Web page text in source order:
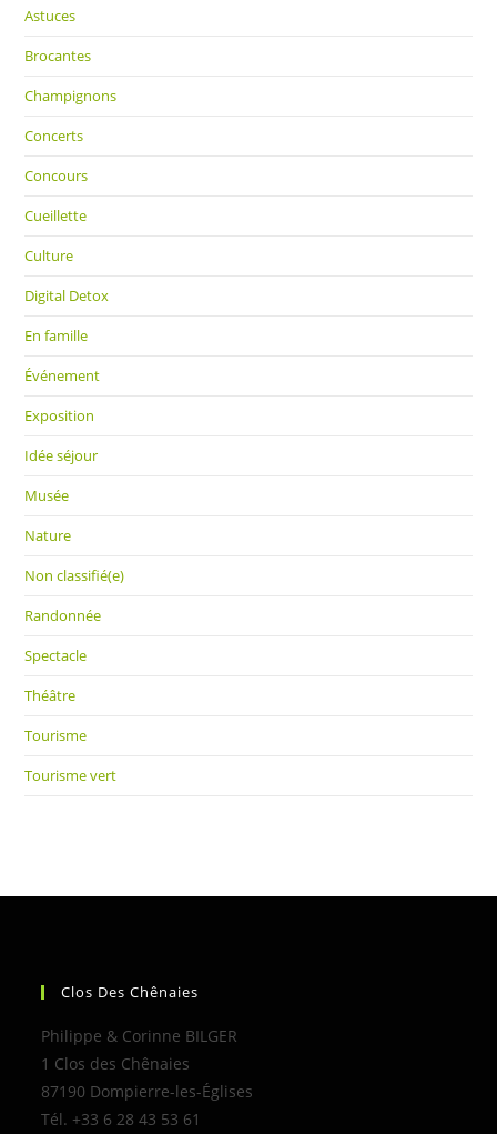
Astuces
Brocantes
Champignons
Concerts
Concours
Cueillette
Culture
Digital Detox
En famille
Événement
Exposition
Idée séjour
Musée
Nature
Non classifié(e)
Randonnée
Spectacle
Théâtre
Tourisme
Tourisme vert
Clos Des Chênaies
Philippe & Corinne BILGER
1 Clos des Chênaies
87190 Dompierre-les-Églises
Tél. +33 6 28 43 53 61